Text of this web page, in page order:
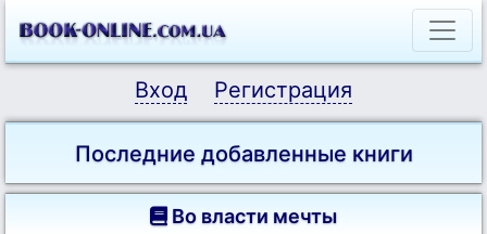
Вход Регистрация
Последние добавленные книги
Во власти мечты